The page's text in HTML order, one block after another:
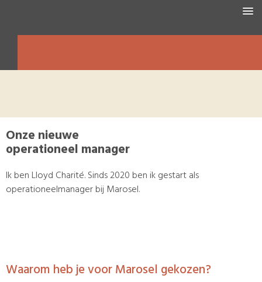
Onze nieuwe
operationeel manager
Ik ben Lloyd Charité. Sinds 2020 ben ik gestart als
operationeelmanager bij Marosel.
Waarom heb je voor Marosel gekozen?